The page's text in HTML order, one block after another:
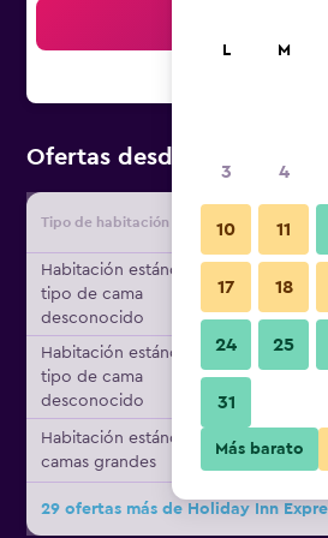
Ofertas desde Oferta
Tipo de habitación
Habitación estándar,
tipo de cama
desconocido
Habitación estándar,
tipo de cama
desconocido
Habitación estándar, 2
camas grandes
29 ofertas más de Holiday Inn
L M
3 4
10 11
17 18
24 25
31
Más barato